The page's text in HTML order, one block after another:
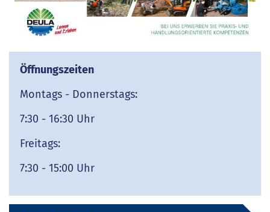
Öffnungszeiten
Montags - Donnerstags:
7:30 - 16:30 Uhr
Freitags:
7:30 - 15:00 Uhr